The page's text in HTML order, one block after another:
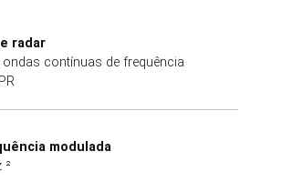
radar
contínuas de frequência
modulada
²